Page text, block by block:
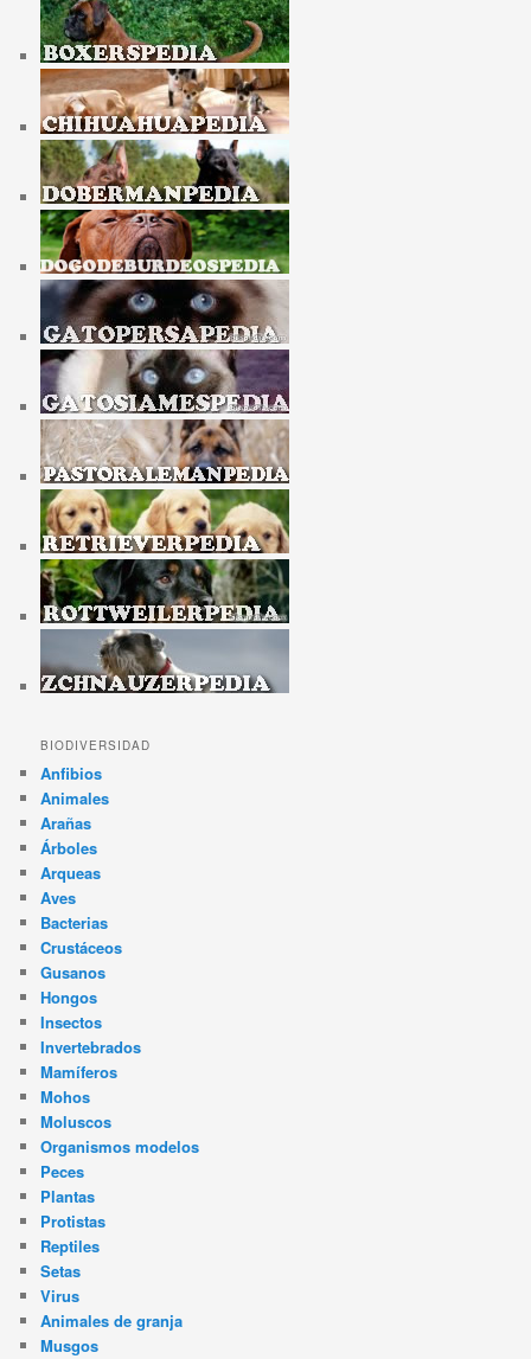
BIODIVERSIDAD
Anfibios
Animales
Arañas
Árboles
Arqueas
Aves
Bacterias
Crustáceos
Gusanos
Hongos
Insectos
Invertebrados
Mamíferos
Mohos
Moluscos
Organismos modelos
Peces
Plantas
Protistas
Reptiles
Setas
Virus
Animales de granja
Musgos